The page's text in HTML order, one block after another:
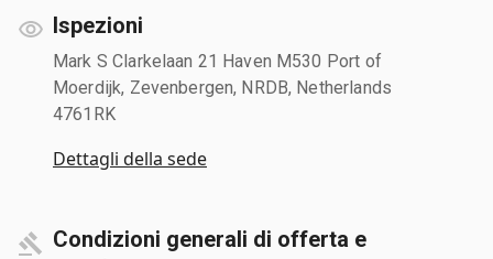
Ispezioni
Mark S Clarkelaan 21 Haven M530 Port of
Moerdijk, Zevenbergen, NRDB, Netherlands
4761RK
Dettagli della sede
Condizioni generali di offerta e